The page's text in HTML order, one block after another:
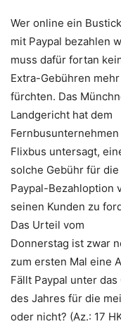
Wer online ein
mit Paypal bezahlen
muss dafür fortan
Extra-Gebühren mehr
fürchten. Das
Landgericht hat dem
Fernbusunternehmen
Flixbus untersagt,
solche Gebühr für die
Paypal-Bezahloption
seinen Kunden zu
Das Urteil vom
Donnerstag ist zwar
zum ersten Mal eine
Fällt Paypal unter
des Jahres für die
oder nicht? (Az.: 17